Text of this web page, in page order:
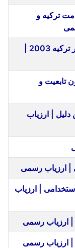
ترکیه و
تابعیت و
| ارزیاب
ارزیاب رسمی
| ارزیاب
ارزیاب رسمی
| ارزیاب رسمی